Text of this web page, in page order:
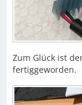
Zum Glück ist
fertiggeworden.